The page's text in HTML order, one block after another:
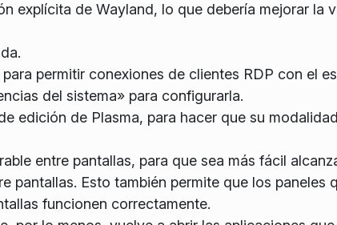
explícita de Wayland, lo que debería mejorar la
permitir conexiones de clientes RDP con el
del sistema» para configurarla.
edición de Plasma, para hacer que su
entre pantallas, para que sea más fácil
pantallas. Esto también permite que los paneles
funcionen correctamente.